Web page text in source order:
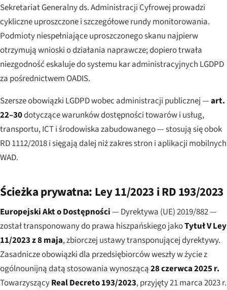
Sekretariat Generalny ds. Administracji Cyfrowej prowadzi
cykliczne uproszczone i szczegółowe rundy monitorowania.
Podmioty niespełniające uproszczonego skanu najpierw
otrzymują wnioski o działania naprawcze; dopiero trwała
niezgodność eskaluje do systemu kar administracyjnych LGDPD
za pośrednictwem OADIS.
Szersze obowiązki LGDPD wobec administracji publicznej —art.
22–30dotyczące warunków dostępności towarów i usług,
transportu, ICT i środowiska zabudowanego — stosują się obok
RD 1112/2018 i sięgają dalej niż zakres stron i aplikacji mobilnych
WAD.
Ścieżka prywatna: Ley 11/2023 i RD 193/2023
Europejski Akt o Dostępności— Dyrektywa (UE) 2019/882 —
został transponowany do prawa hiszpańskiego jakoTytuł V Ley
11/2023 z 8 maja, zbiorczej ustawy transponującej dyrektywy.
Zasadnicze obowiązki dla przedsiębiorców weszły w życie z
ogólnounijną datą stosowania wynoszącą28 czerwca 2025 r.
TowarzyszącyReal Decreto 193/2023, przyjęty 21 marca 2023 r.